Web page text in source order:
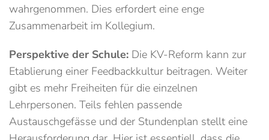
wahrgenommen. Dies erfordert eine enge
Zusammenarbeit im Kollegium.
Perspektive der Schule: Die KV-Reform kann zur
Etablierung einer Feedbackkultur beitragen. Weiter
gibt es mehr Freiheiten für die einzelnen
Lehrpersonen. Teils fehlen passende
Austauschgefässe und der Stundenplan stellt eine